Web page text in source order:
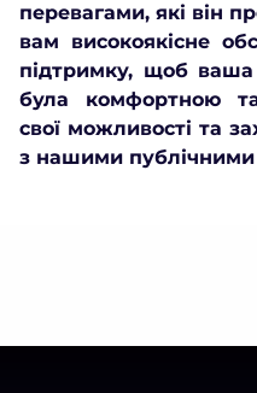
перевагами, які він
вам високоякісне
підтримку, щоб ваша
була комфортною
свої можливості та
з нашими публічними